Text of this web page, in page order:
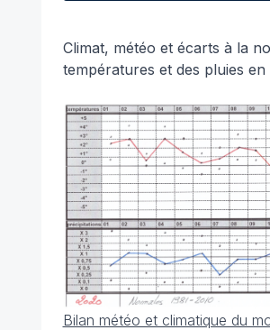
Climat, météo et écarts à la
températures et des pluies en
Bilan météo et climatique du